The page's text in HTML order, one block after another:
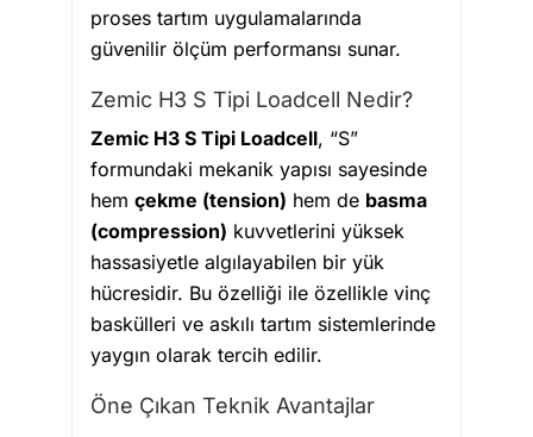
proses tartım uygulamalarında
güvenilir ölçüm performansı sunar.
Zemic H3 S Tipi Loadcell Nedir?
Zemic H3 S Tipi Loadcell, “S”
formundaki mekanik yapısı sayesinde
hem çekme (tension) hem de basma
(compression) kuvvetlerini yüksek
hassasiyetle algılayabilen bir yük
hücresidir. Bu özelliği ile özellikle vinç
baskülleri ve askılı tartım sistemlerinde
yaygın olarak tercih edilir.
Öne Çıkan Teknik Avantajlar